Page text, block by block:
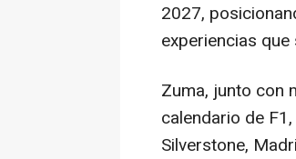
2027,
experiencias
Zuma, junto con
calendario de
Silverstone,